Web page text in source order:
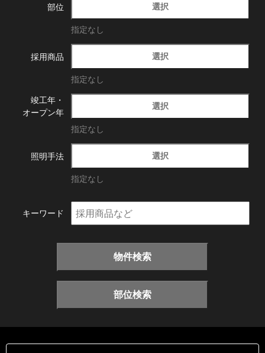
部位 選択
指定なし
採用商品 選択
指定なし
竣工年・
オープン年
選択
指定なし
照明手法 選択
指定なし
キーワード
物件検索
部位検索